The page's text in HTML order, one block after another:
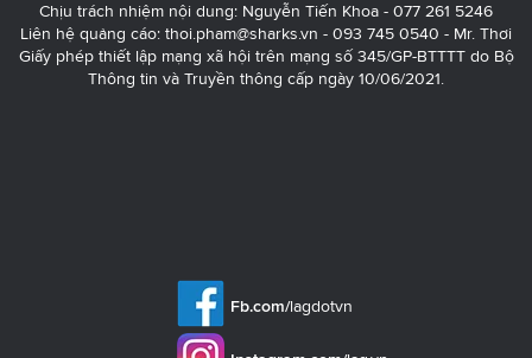
Chịu trách nhiệm nội dung: Nguyễn Tiến Khoa - 077 261 5246
Liên hệ quảng cáo: thoi.pham@sharks.vn - 093 745 0540 - Mr. Thơi
Giấy phép thiết lập mạng xã hội trên mạng số 345/GP-BTTTT do Bộ
Thông tin và Truyền thông cấp ngày 10/06/2021.
Fb.com/lagdotvn